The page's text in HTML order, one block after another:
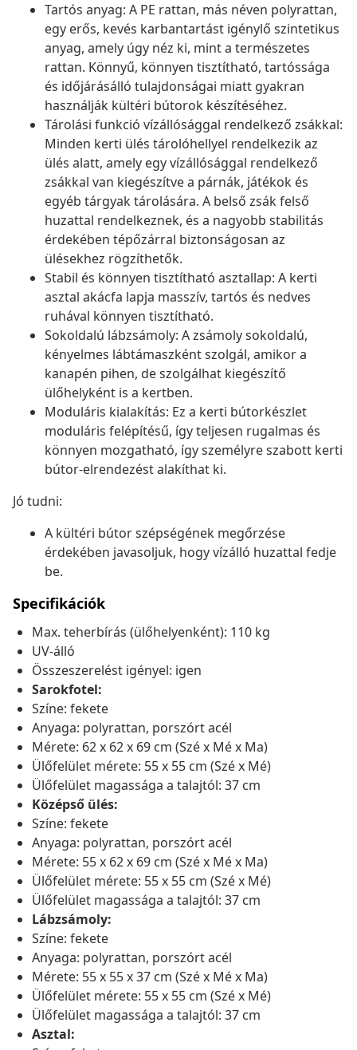
Tartós anyag: A PE rattan, más néven polyrattan,
egy erős, kevés karbantartást igénylő szintetikus
anyag, amely úgy néz ki, mint a természetes
rattan. Könnyű, könnyen tisztítható, tartóssága
és időjárásálló tulajdonságai miatt gyakran
használják kültéri bútorok készítéséhez.
Tárolási funkció vízállósággal rendelkező zsákkal:
Minden kerti ülés tárolóhellyel rendelkezik az
ülés alatt, amely egy vízállósággal rendelkező
zsákkal van kiegészítve a párnák, játékok és
egyéb tárgyak tárolására. A belső zsák felső
huzattal rendelkeznek, és a nagyobb stabilitás
érdekében tépőzárral biztonságosan az
ülésekhez rögzíthetők.
Stabil és könnyen tisztítható asztallap: A kerti
asztal akácfa lapja masszív, tartós és nedves
ruhával könnyen tisztítható.
Sokoldalú lábzsámoly: A zsámoly sokoldalú,
kényelmes lábtámaszként szolgál, amikor a
kanapén pihen, de szolgálhat kiegészítő
ülőhelyként is a kertben.
Moduláris kialakítás: Ez a kerti bútorkészlet
moduláris felépítésű, így teljesen rugalmas és
könnyen mozgatható, így személyre szabott kerti
bútor-elrendezést alakíthat ki.
Jó tudni:
A kültéri bútor szépségének megőrzése
érdekében javasoljuk, hogy vízálló huzattal fedje
be.
Specifikációk
Max. teherbírás (ülőhelyenként): 110 kg
UV-álló
Összeszerelést igényel: igen
Sarokfotel:
Színe: fekete
Anyaga: polyrattan, porszórt acél
Mérete: 62 x 62 x 69 cm (Szé x Mé x Ma)
Ülőfelület mérete: 55 x 55 cm (Szé x Mé)
Ülőfelület magassága a talajtól: 37 cm
Középső ülés:
Színe: fekete
Anyaga: polyrattan, porszórt acél
Mérete: 55 x 62 x 69 cm (Szé x Mé x Ma)
Ülőfelület mérete: 55 x 55 cm (Szé x Mé)
Ülőfelület magassága a talajtól: 37 cm
Lábzsámoly:
Színe: fekete
Anyaga: polyrattan, porszórt acél
Mérete: 55 x 55 x 37 cm (Szé x Mé x Ma)
Ülőfelület mérete: 55 x 55 cm (Szé x Mé)
Ülőfelület magassága a talajtól: 37 cm
Asztal: